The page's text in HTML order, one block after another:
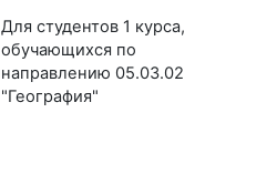
Для студентов 1 курса,
обучающихся по
направлению 05.03.02
"География"